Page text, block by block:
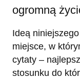
ogromną
Ideą
miejsce, w
cytaty –
stosunku do